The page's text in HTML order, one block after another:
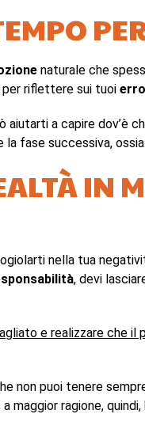
naturale che
per riflettere sui tuoi
aiutarti a capire dov’è
la fase successiva,
IN
nella tua
, devi
e realizzare che il
non puoi tenere
a maggior ragione,